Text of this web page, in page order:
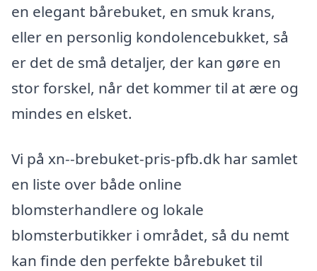
en elegant bårebuket, en smuk krans,
eller en personlig kondolencebukket, så
er det de små detaljer, der kan gøre en
stor forskel, når det kommer til at ære og
mindes en elsket.
Vi på xn--brebuket-pris-pfb.dk har samlet
en liste over både online
blomsterhandlere og lokale
blomsterbutikker i området, så du nemt
kan finde den perfekte bårebuket til